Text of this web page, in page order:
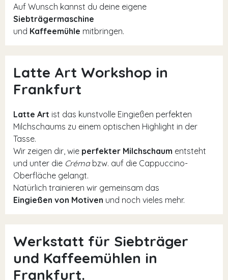
Auf Wunsch kannst du deine eigene
Siebträgermaschine
und Kaffeemühle mitbringen.
Latte Art Workshop in
Frankfurt
Latte Art ist das kunstvolle Eingießen perfekten
Milchschaums zu einem optischen Highlight in der
Tasse.
Wir zeigen dir, wie perfekter Milchschaum entsteht
und unter die Crémabzw. auf die Cappuccino-
Oberfläche gelangt.
Natürlich trainieren wir gemeinsam das
Eingießen von Motiven und noch vieles mehr.
Werkstatt für Siebträger
und Kaffeemühlen in
Frankfurt.